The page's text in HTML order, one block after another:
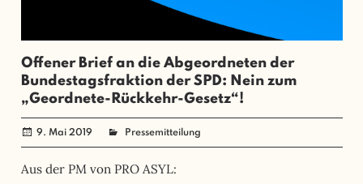
Offener Brief an die Abgeordneten der
Bundestagsfraktion der SPD: Nein zum
„Geordnete-Rückkehr-Gesetz“!
9. Mai 2019 administrator
Pressemitteilung
Aus der PM von PRO ASYL: